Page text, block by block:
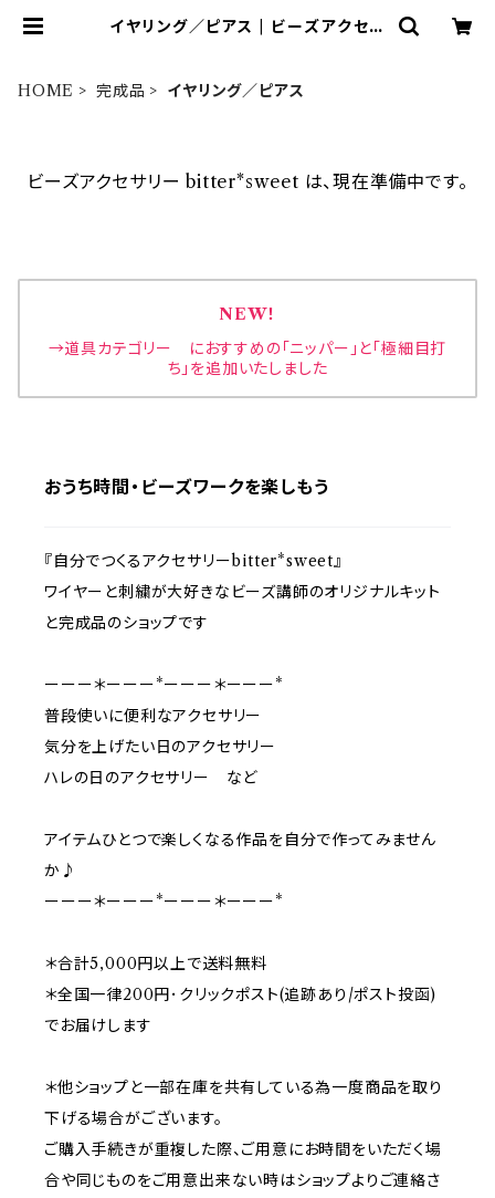
イヤリング／ピアス | ビーズアクセサ
HOME 完成品 イヤリング／ピアス
ビーズアクセサリー bitter*sweet は、現在準備中です。
NEW！
→道具カテゴリー におすすめの「ニッパー」と「極細目打
ち」を追加いたしました
おうち時間・ビーズワークを楽しもう
『自分でつくるアクセサリーbitter*sweet』
ワイヤーと刺繍が大好きなビーズ講師のオリジナルキット
と完成品のショップです
ーーー＊ーーー*ーーー＊ーーー*
普段使いに便利なアクセサリー
気分を上げたい日のアクセサリー
ハレの日のアクセサリー など
アイテムひとつで楽しくなる作品を自分で作ってみません
か♪
ーーー＊ーーー*ーーー＊ーーー*
＊合計5,000円以上で送料無料
＊全国一律200円･クリックポスト(追跡あり/ポスト投函)
でお届けします
＊他ショップと一部在庫を共有している為一度商品を取り
下げる場合がございます。
ご購入手続きが重複した際、ご用意にお時間をいただく場
合や同じものをご用意出来ない時はショップよりご連絡さ